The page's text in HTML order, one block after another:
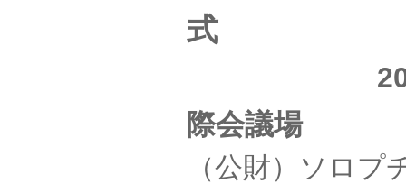
式
際会議場
（公財）ソロ